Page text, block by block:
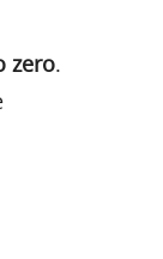
zero.